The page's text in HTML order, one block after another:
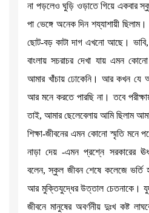
না পড়লেও ঘুড়ি ওড়াতে গিয়ে একবার
পা ভেঙ্গে অনেক দিন শয্যাশায়ী
ছোট-বড় কাটা দাগ এখনো আছে।
বাংলায় সচরাচর দেখা যায় এমন
আমার খাঁচায় ঢোকেনি। আর কখন যে
আর মনে করতে পারছি না। তবে
তাই, আমার ছেলেবেলায় আমি ছিলাম
শিক্ষা-জীবনের এমন কোনো স্মৃতি
নাড়া দেয় -এমন প্রশ্নে সরকারের
বলেন, স্কুল জীবন শেষে কলেজে ভর্তি
আর মুক্তিযুদ্ধের উত্তাল চেতনাকে।
জীবনে মানুষের অবর্ণনীয় দুঃখ কষ্ট